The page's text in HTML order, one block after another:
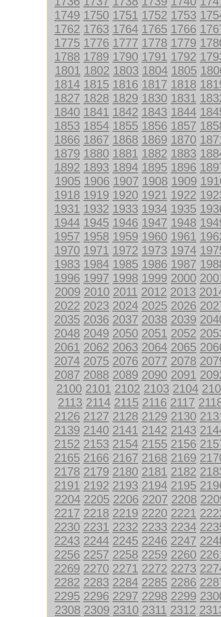
1749 1750 1751 1752 1753
1762 1763 1764 1765 1766
1775 1776 1777 1778 1779
1788 1789 1790 1791 1792
1801 1802 1803 1804 1805
1814 1815 1816 1817 1818
1827 1828 1829 1830 1831
1840 1841 1842 1843 1844
1853 1854 1855 1856 1857
1866 1867 1868 1869 1870
1879 1880 1881 1882 1883
1892 1893 1894 1895 1896
1905 1906 1907 1908 1909
1918 1919 1920 1921 1922
1931 1932 1933 1934 1935
1944 1945 1946 1947 1948
1957 1958 1959 1960 1961
1970 1971 1972 1973 1974
1983 1984 1985 1986 1987
1996 1997 1998 1999 2000
2009 2010 2011 2012 2013
2022 2023 2024 2025 2026
2035 2036 2037 2038 2039
2048 2049 2050 2051 2052
2061 2062 2063 2064 2065
2074 2075 2076 2077 2078
2087 2088 2089 2090 2091
2100 2101 2102 2103 2104
2113 2114 2115 2116 2117
2126 2127 2128 2129 2130
2139 2140 2141 2142 2143
2152 2153 2154 2155 2156
2165 2166 2167 2168 2169
2178 2179 2180 2181 2182
2191 2192 2193 2194 2195
2204 2205 2206 2207 2208
2217 2218 2219 2220 2221
2230 2231 2232 2233 2234
2243 2244 2245 2246 2247
2256 2257 2258 2259 2260
2269 2270 2271 2272 2273
2282 2283 2284 2285 2286
2295 2296 2297 2298 2299
2308 2309 2310 2311 2312